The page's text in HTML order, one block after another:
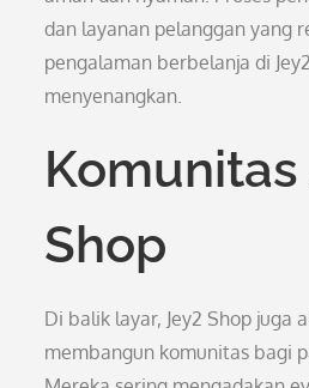
dan layanan pelanggan yang
pengalaman berbelanja di
menyenangkan.
Komunitas
Shop
Di balik layar, Jey2 Shop juga
membangun komunitas bagi